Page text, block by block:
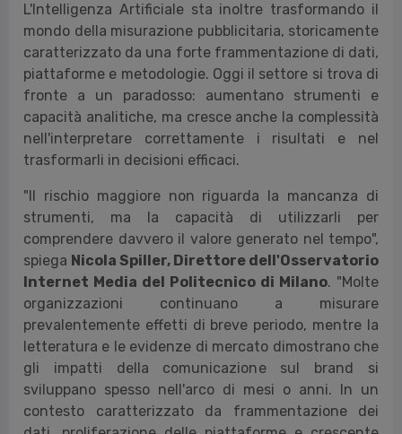
L'Intelligenza Artificiale sta inoltre trasformando il
mondo della misurazione pubblicitaria, storicamente
caratterizzato da una forte frammentazione di dati,
piattaforme e metodologie. Oggi il settore si trova di
fronte a un paradosso: aumentano strumenti e
capacità analitiche, ma cresce anche la complessità
nell'interpretare correttamente i risultati e nel
trasformarli in decisioni efficaci.
"Il rischio maggiore non riguarda la mancanza di
strumenti, ma la capacità di utilizzarli per
comprendere davvero il valore generato nel tempo",
spiega Nicola Spiller, Direttore dell'Osservatorio
Internet Media del Politecnico di Milano. "Molte
organizzazioni continuano a misurare
prevalentemente effetti di breve periodo, mentre la
letteratura e le evidenze di mercato dimostrano che
gli impatti della comunicazione sul brand si
sviluppano spesso nell'arco di mesi o anni. In un
contesto caratterizzato da frammentazione dei